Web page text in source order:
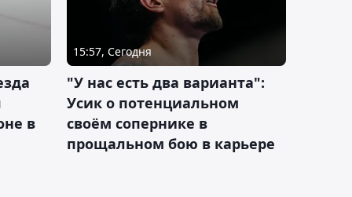
в
15:57, Сегодня
"У нас есть два варианта":
Усик о потенциальном
своём сопернике в
прощальном бою в карьере